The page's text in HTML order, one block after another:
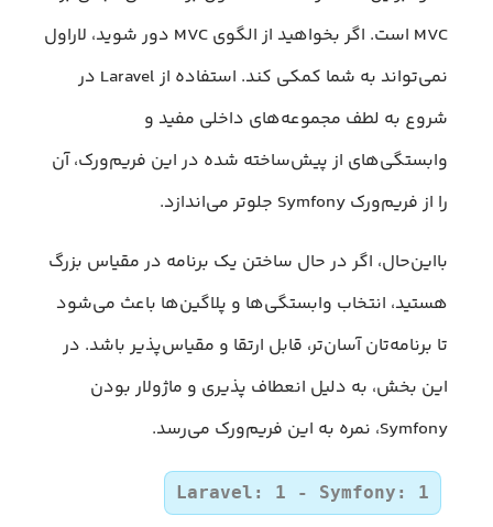
MVC است. اگر بخواهید از الگوی MVC دور شوید، لاراول
نمی‌تواند به شما کمکی کند. استفاده از Laravel در
شروع به لطف مجموعه‌های داخلی مفید و
وابستگی‌های از پیش‌ساخته شده در این فریم‌ورک، آن
را از فریم‌ورک Symfony جلوتر می‌اندازد.
با‌این‌حال، اگر در حال ساختن یک برنامه در مقیاس بزرگ
هستید، انتخاب وابستگی‌ها و پلاگین‌ها باعث می‌شود
تا برنامه‌تان آسان‌تر، قابل ارتقا و مقیاس‌پذیر باشد. در
این بخش، به دلیل انعطاف پذیری و ماژولار بودن
Symfony، نمره به این فریم‌ورک می‌رسد.
Laravel: 1 - Symfony: 1